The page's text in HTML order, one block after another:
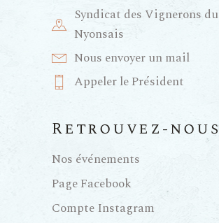
Syndicat des Vignerons du
Nyonsais
Nous envoyer un mail
Appeler le Président
Retrouvez-nous
Nos événements
Page Facebook
Compte Instagram